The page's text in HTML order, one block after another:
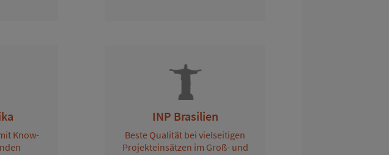
Know-
INP Brasilien
Beste Qualität bei vielseitigen
Projekteinsätzen im Groß- und